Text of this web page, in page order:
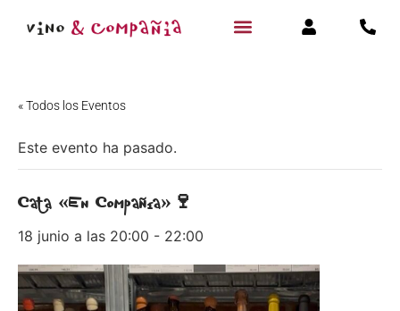
« Todos los Eventos
Este evento ha pasado.
Cata «En Compañía»🍷
18 junio a las 20:00 - 22:00